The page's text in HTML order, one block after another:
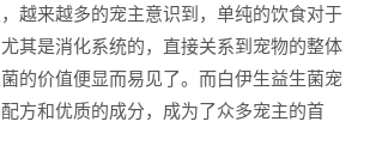
越来越多的宠主意识到，单纯的饮食对于
其是消化系统的，直接关系到宠物的整体
的价值便显而易见了。而白伊生益生菌宠
方和优质的成分，成为了众多宠主的首